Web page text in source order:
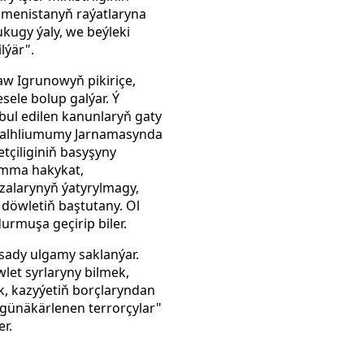
raýatlaryna
ýaly, we beýleki
Igrunowyň pikiriçe,
bolup galýar. Ý
edilen kanunlaryň gaty
Jarnamasynda
basyşyny
hakykat,
ýatyrylmagy,
baştutany. Ol
geçirip biler.
ulgamy saklanýar.
syrlaryny bilmek,
kazyýetiň borçlaryndan
terrorçylar"